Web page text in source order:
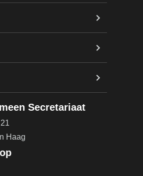
Secretariaat
Haag
Facebook pagina (opent in nieuw
LinkedIn pagina (opent in nieuw
Instagram pagina (opent in